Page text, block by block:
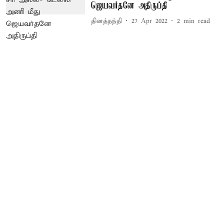
ஜெயவர்தனே அதிருப்தி
தினத்தந்தி 27 Apr 2022 2 min read